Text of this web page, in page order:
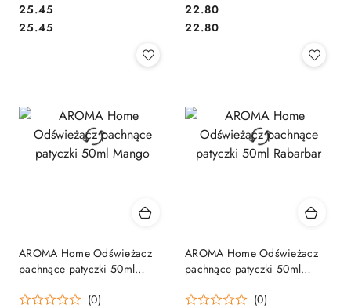
Cena:
25.45
Cena:
25.45
Cena:
22.80
Cena:
22.80
AROMA Home Odświeżacz
pachnące patyczki 50ml
(0)
AROMA Home Odświeżacz
pachnące patyczki 50ml
(0)